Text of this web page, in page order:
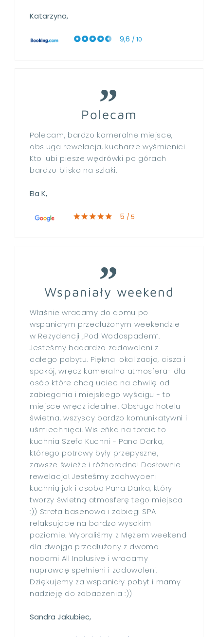
Katarzyna,
9,6 / 10
Polecam
Polecam, bardzo kameralne miejsce,
obsluga rewelacja, kucharze wyśmienici.
Kto lubi piesze wędrówki po górach
bardzo blisko na szlaki.
Ela K,
5 / 5
Wspaniały weekend
Właśnie wracamy do domu po
wspaniałym przedłużonym weekendzie
w Rezydencji „Pod Wodospadem”.
Jesteśmy baaardzo zadowoleni z
całego pobytu. Piękna lokalizacja, cisza i
spokój, wręcz kameralna atmosfera- dla
osób które chcą uciec na chwilę od
zabiegania i miejskiego wyścigu - to
miejsce wręcz idealne! Obsługa hotelu
świetna, wszyscy bardzo komunikatywni i
uśmiechnięci. Wisieńka na torcie to
kuchnia Szefa Kuchni - Pana Darka,
którego potrawy były przepyszne,
zawsze świeże i różnorodne! Dosłownie
rewelacja! Jesteśmy zachwyceni
kuchnią jak i osobą Pana Darka, który
tworzy świetną atmosferę tego miejsca
:)) Strefa basenowa i zabiegi SPA
relaksujące na bardzo wysokim
poziomie. Wybraliśmy z Mężem weekend
dla dwojga przedłużony z dwoma
nocami All Inclusive i wracamy
naprawdę spełnieni i zadowoleni.
Dziękujemy za wspaniały pobyt i mamy
nadzieję do zobaczenia :))
Sandra Jakubiec,